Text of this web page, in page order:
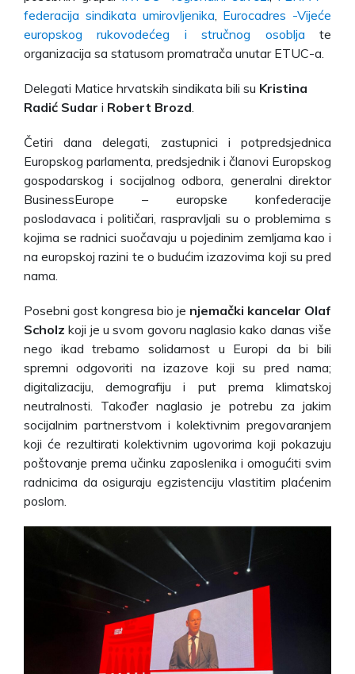
federacija sindikata umirovljenika Eurocadres -Vijeće
europskog rukovodećeg i stručnog osoblja te
organizacija sa statusom promatrača unutar ETUC-a.
Delegati Matice hrvatskih sindikata bili su Kristina
Radić Sudar i Robert Brozd
Četiri dana delegati, zastupnici i potpredsjednica
Europskog parlamenta, predsjednik i članovi Europskog
gospodarskog i socijalnog odbora, generalni direktor
BusinessEurope – europske konfederacije
poslodavaca i političari, raspravljali su o problemima s
kojima se radnici suočavaju u pojedinim zemljama kao i
na europskoj razini te o budućim izazovima koji su pred
nama.
Posebni gost kongresa bio je njemački kancelar Olaf
Scholz koji je u svom govoru naglasio kako danas više
nego ikad trebamo solidarnost u Europi da bi bili
spremni odgovoriti na izazove koji su pred nama;
digitalizaciju, demografiju i put prema klimatskoj
neutralnosti. Također naglasio je potrebu za jakim
socijalnim partnerstvom i kolektivnim pregovaranjem
koji će rezultirati kolektivnim ugovorima koji pokazuju
poštovanje prema učinku zaposlenika i omogućiti svim
radnicima da osiguraju egzistenciju vlastitim plaćenim
poslom.